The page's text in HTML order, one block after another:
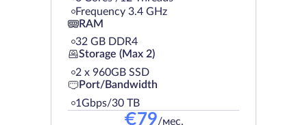
Frequency 3.4 GHz
RAM
32 GB DDR4
Storage (Max 2)
2 х 960GB SSD
Port/Bandwidth
1Gbps/30 TB
€79/мес.